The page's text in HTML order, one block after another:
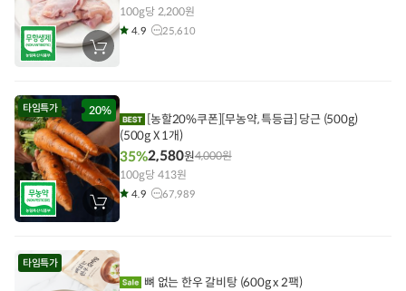
장
바
에
담
기
100g당 2,200원
4.9 25,610
20%
타임특가
장
바
에
담
기
(500g X 1개)
35%2,580원4,000원
100g당 413원
4.9 67,989
타임특가
뼈 없는 한우 갈비탕 (600g x 2팩)